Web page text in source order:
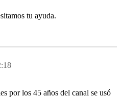
tu ayuda.
por los 45 años del canal se usó